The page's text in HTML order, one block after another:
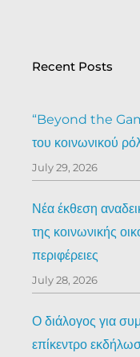
Recent Posts
“Beyond the
του κοινωνικού
July 29, 2026
Νέα έκθεση
της κοινωνικής
περιφέρειες
July 28, 2026
Ο διάλογος για
επίκεντρο